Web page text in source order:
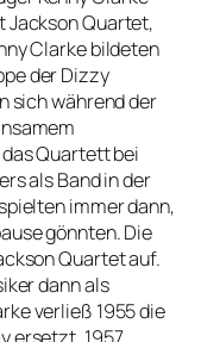
Jackson Quartet,
Clarke bildeten
der Dizzy
sich während der
Quartett bei
als Band in der
immer dann,
gönnten. Die
Quartet auf.
dann als
verließ 1955 die